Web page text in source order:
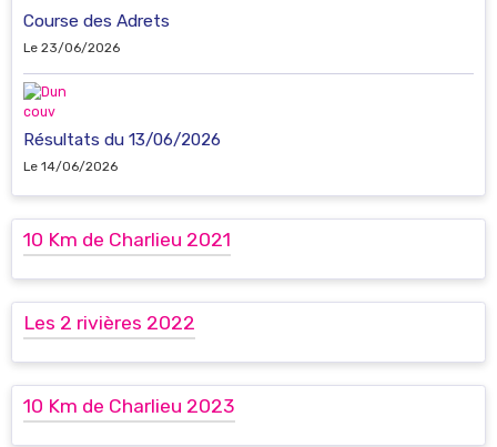
Course des Adrets
Le 23/06/2026
Résultats du 13/06/2026
Le 14/06/2026
10 Km de Charlieu 2021
Les 2 rivières 2022
10 Km de Charlieu 2023